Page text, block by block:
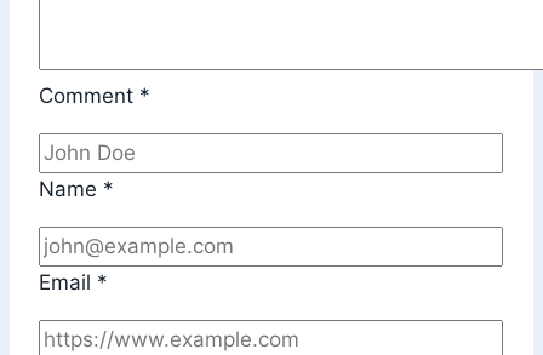
Comment *
Name *
Email *